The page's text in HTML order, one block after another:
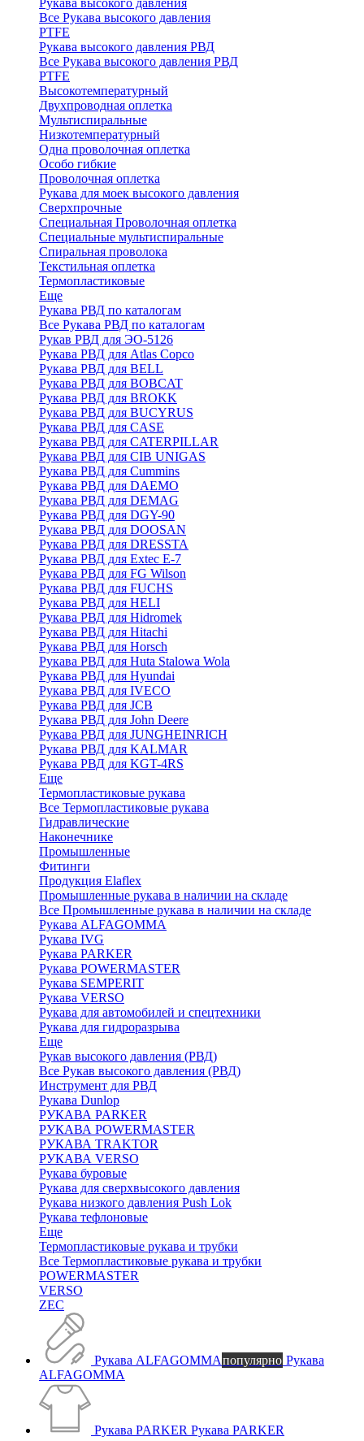
Рукава высокого давления
Все Рукава высокого давления
PTFE
Рукава высокого давления РВД
Все Рукава высокого давления РВД
PTFE
Высокотемпературный
Двухпроводная оплетка
Мультиспиральные
Низкотемпературный
Одна проволочная оплетка
Особо гибкие
Проволочная оплетка
Рукава для моек высокого давления
Сверхпрочные
Специальная Проволочная оплетка
Специальные мультиспиральные
Спиральная проволока
Текстильная оплетка
Термопластиковые
Еще
Рукава РВД по каталогам
Все Рукава РВД по каталогам
Рукав РВД для ЭО-5126
Рукава РВД для Atlas Copco
Рукава РВД для BELL
Рукава РВД для BOBCAT
Рукава РВД для BROKK
Рукава РВД для BUCYRUS
Рукава РВД для CASE
Рукава РВД для CATERPILLAR
Рукава РВД для CIB UNIGAS
Рукава РВД для Cummins
Рукава РВД для DAEMO
Рукава РВД для DEMAG
Рукава РВД для DGY-90
Рукава РВД для DOOSAN
Рукава РВД для DRESSTA
Рукава РВД для Extec E-7
Рукава РВД для FG Wilson
Рукава РВД для FUCHS
Рукава РВД для HELI
Рукава РВД для Hidromek
Рукава РВД для Hitachi
Рукава РВД для Horsch
Рукава РВД для Huta Stalowa Wola
Рукава РВД для Hyundai
Рукава РВД для IVECO
Рукава РВД для JCB
Рукава РВД для John Deere
Рукава РВД для JUNGHEINRICH
Рукава РВД для KALMAR
Рукава РВД для KGT-4RS
Еще
Термопластиковые рукава
Все Термопластиковые рукава
Гидравлические
Наконечнике
Промышленные
Фитинги
Продукция Elaflex
Промышленные рукава в наличии на складе
Все Промышленные рукава в наличии на складе
Рукава ALFAGOMMA
Рукава IVG
Рукава PARKER
Рукава POWERMASTER
Рукава SEMPERIT
Рукава VERSO
Рукава для автомобилей и спецтехники
Рукава для гидроразрыва
Еще
Рукав высокого давления (РВД)
Все Рукав высокого давления (РВД)
Инструмент для РВД
Рукава Dunlop
РУКАВА PARKER
РУКАВА POWERMASTER
РУКАВА TRAKTOR
РУКАВА VERSO
Рукава буровые
Рукава для сверхвысокого давления
Рукава низкого давления Push Lok
Рукава тефлоновые
Еще
Термопластиковые рукава и трубки
Все Термопластиковые рукава и трубки
POWERMASTER
VERSO
ZEC
Рукава ALFAGOMMAпопулярно Рукава
ALFAGOMMA
Рукава PARKER Рукава PARKER